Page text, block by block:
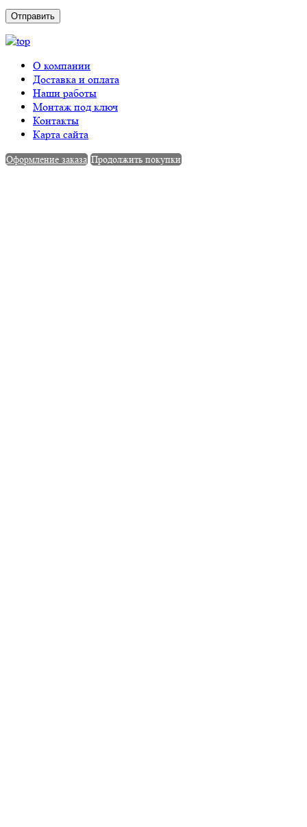
О компании
Доставка и оплата
Наши работы
Монтаж под ключ
Контакты
Карта сайта
Оформление заказа Продолжить покупки